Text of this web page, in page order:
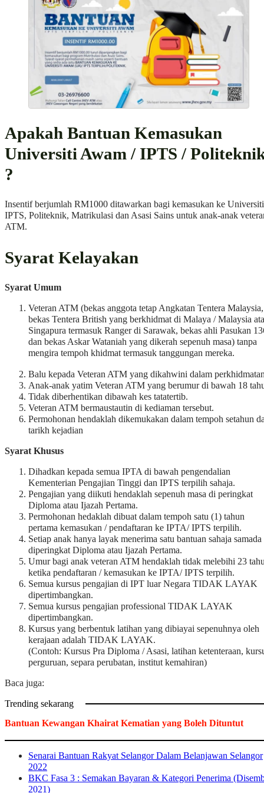
Apakah Bantuan Kemasukan
Universiti Awam / IPTS /
?
Insentif berjumlah RM1000 ditawarkan bagi kemasukan ke
IPTS, Politeknik, Matrikulasi dan Asasi Sains untuk anak-anak
ATM.
Syarat Kelayakan
Syarat Umum
Veteran ATM (bekas anggota tetap Angkatan Tentera Malaysia,
bekas Tentera British yang berkhidmat di Malaya / Malaysia
Singapura termasuk Ranger di Sarawak, bekas ahli Pasukan
dan bekas Askar Wataniah yang dikerah sepenuh masa) tanpa
mengira tempoh khidmat termasuk tanggungan mereka.
Balu kepada Veteran ATM yang dikahwini dalam
Anak-anak yatim Veteran ATM yang berumur di bawah 18
Tidak diberhentikan dibawah kes tatatertib.
Veteran ATM bermaustautin di kediaman tersebut.
Permohonan hendaklah dikemukakan dalam tempoh setahun
tarikh kejadian
Syarat Khusus
Dihadkan kepada semua IPTA di bawah pengendalian
Kementerian Pengajian Tinggi dan IPTS terpilih sahaja.
Pengajian yang diikuti hendaklah sepenuh masa di peringkat
Diploma atau Ijazah Pertama.
Permohonan hedaklah dibuat dalam tempoh satu (1) tahun
pertama kemasukan / pendaftaran ke IPTA/ IPTS terpilih.
Setiap anak hanya layak menerima satu bantuan sahaja samada
diperingkat Diploma atau Ijazah Pertama.
Umur bagi anak veteran ATM hendaklah tidak melebihi 23
ketika pendaftaran / kemasukan ke IPTA/ IPTS terpilih.
Semua kursus pengajian di IPT luar Negara TIDAK LAYAK
dipertimbangkan.
Semua kursus pengajian professional TIDAK LAYAK
dipertimbangkan.
Kursus yang berbentuk latihan yang dibiayai sepenuhnya oleh
kerajaan adalah TIDAK LAYAK.
(Contoh: Kursus Pra Diploma / Asasi, latihan ketenteraan,
perguruan, separa perubatan, institut kemahiran)
Baca juga:
Trending sekarang
Bantuan Kewangan Khairat Kematian yang Boleh Dituntut
Senarai Bantuan Rakyat Selangor Dalam Belanjawan Selangor
2022
BKC Fasa 3 : Semakan Bayaran & Kategori Penerima
2021)